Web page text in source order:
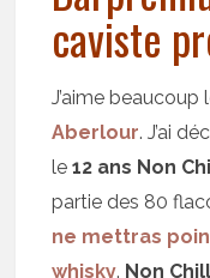
caviste
J’aime beaucoup
Aberlour. J’ai
le12 ans Non
partie des 80
ne mettras
whisky. Non